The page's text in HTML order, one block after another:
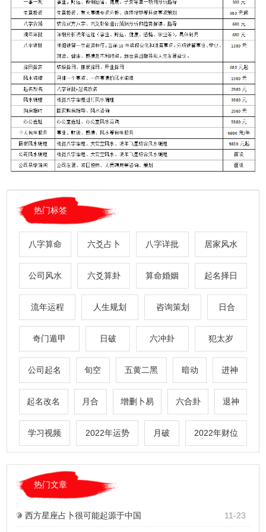
热门标签
八字算命 六爻占卜 八字详批 居家风水
公司风水 六爻算卦 算命婚姻 起名择日
流年运程 人生规划 咨询策划 日合
奇门遁甲 日破 六冲卦 犯太岁
公司起名 旬空 五黄二黑 暗动 进神
起名改名 月合 增删卜易 六合卦 退神
学习视频 2022年运势 月破 2022年财位
热门文章
西方星座占卜很可能起源于中国 11-23